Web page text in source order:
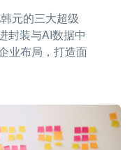
元的三大超级
封装与AI数据中
业布局，打造面